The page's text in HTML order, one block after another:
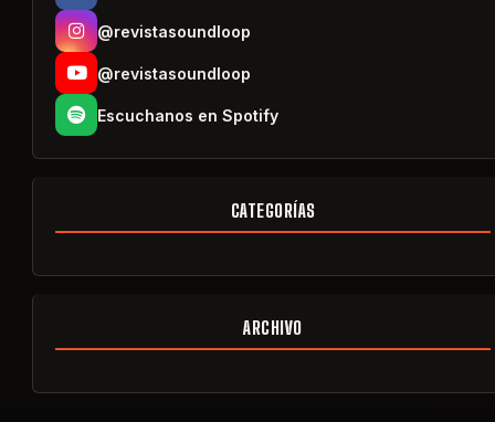
@revistasoundloop
@revistasoundloop
Escuchanos en Spotify
CATEGORÍAS
ARCHIVO